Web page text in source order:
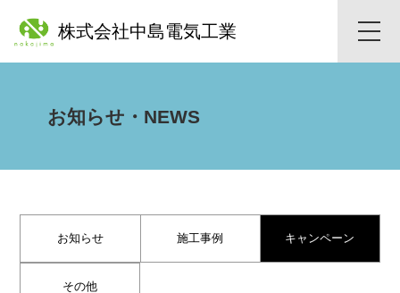
toggle
株式会社中島電気工業
お知らせ・NEWS
お知らせ 施工事例 キャンペーン
その他